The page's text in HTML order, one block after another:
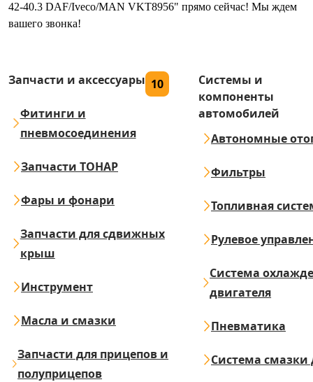
42-40.3 DAF/Iveco/MAN VKT8956" прямо сейчас! Мы ждем
вашего звонка!
Запчасти и аксессуары 10
Фитинги и
пневмосоединения
Запчасти ТОНАР
Фары и фонари
Запчасти для сдвижных
крыш
Инструмент
Масла и смазки
Запчасти для прицепов и
полуприцепов
Системы и
компоненты
автомобилей
Автономные
Фильтры
Топливная
Рулевое
Система
двигателя
Пневматика
Система смазки